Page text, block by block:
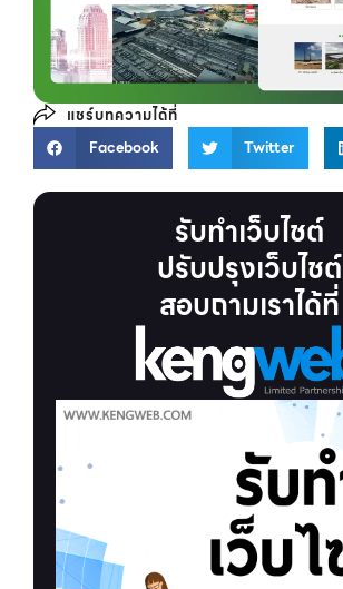
แชร์บทความได้ที่
Facebook
Twitter
รับทำเว็บไชต์
ปรับปรุงเว็บไชต์
สอบถามเราได้ที่